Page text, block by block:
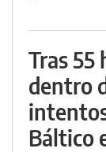
Tras
dentro
Báltico